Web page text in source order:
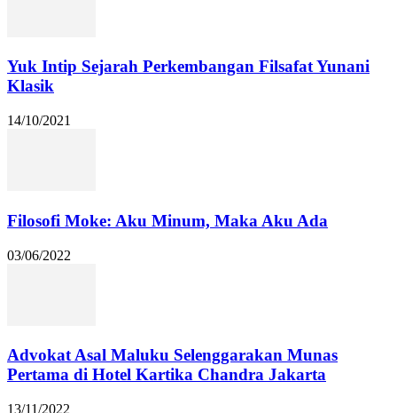
Yuk Intip Sejarah Perkembangan Filsafat Yunani
Klasik
14/10/2021
Filosofi Moke: Aku Minum, Maka Aku Ada
03/06/2022
Advokat Asal Maluku Selenggarakan Munas
Pertama di Hotel Kartika Chandra Jakarta
13/11/2022